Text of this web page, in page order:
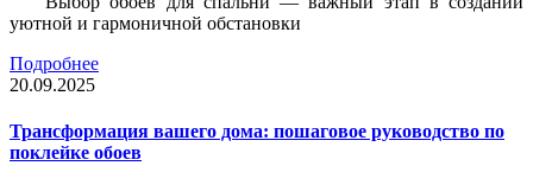
уютной и гармоничной обстановки
Подробнее
20.09.2025
Трансформация вашего дома: пошаговое руководство по
поклейке обоев